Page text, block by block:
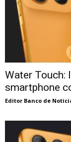
Water Touch:
smartphone
Editor Banco de